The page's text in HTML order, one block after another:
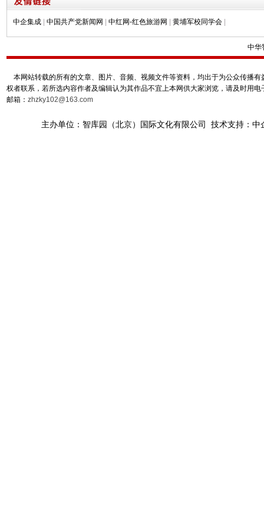
中企集成 | 中国共产党新闻网 | 中红网-红色旅游网 | 黄埔军校同学会 |
中华
本网站转载的所有的文章、图片、音频、视频文件等资料，均出于为公众传播
权者联系，若所选内容作者及编辑认为其作品不宜上本网供大家浏览，请及时用
邮箱： zhzky102@163.com
主办单位：智库园（北京）国际文化有限公司 技术支持：